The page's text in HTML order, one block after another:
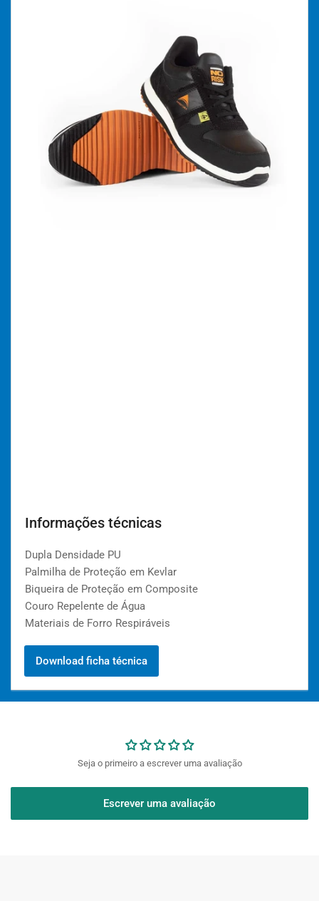
Informações técnicas
Dupla Densidade PU
Palmilha de Proteção em Kevlar
Biqueira de Proteção em Composite
Couro Repelente de Água
Materiais de Forro Respiráveis
Download ficha técnica
Seja o primeiro a escrever uma avaliação
Escrever uma avaliação